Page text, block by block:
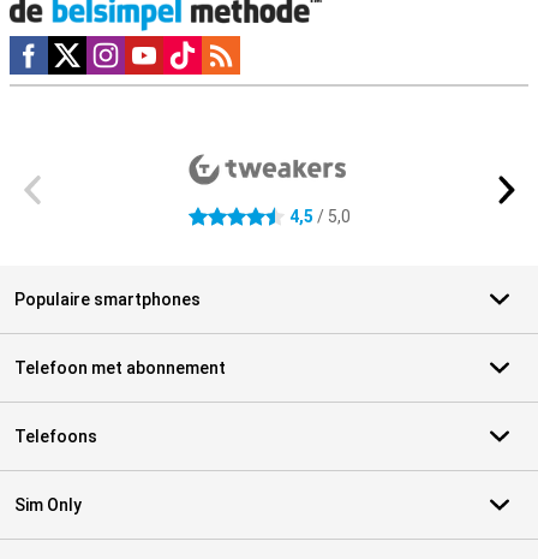
Social media
4.5 sterren 4,5 / 5,0
Populaire smartphones
Telefoon met abonnement
Telefoons
Sim Only